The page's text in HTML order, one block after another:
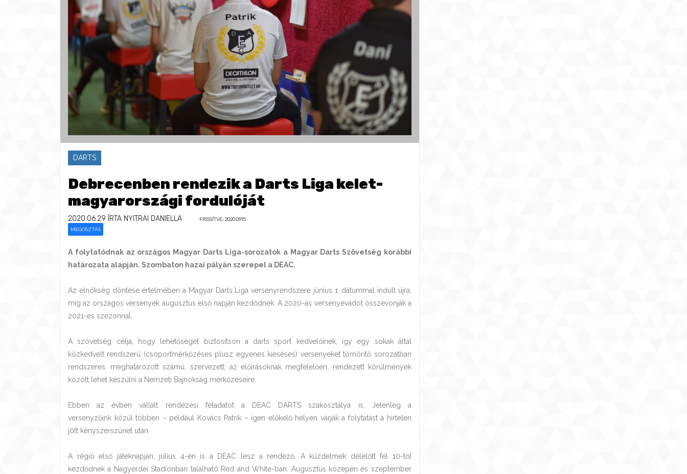
DARTS
Debrecenben rendezik a Darts Liga kelet-
magyarországi fordulóját
2020.06.29 ÍRTA NYITRAI DANIELLA FRISSÍTVE: 2020.09.15
MEGOSZTÁS
A folytatódnak az országos Magyar Darts Liga-sorozatok a Magyar Darts Szövetség korábbi
határozata alapján. Szombaton hazai pályán szerepel a DEAC.
Az elnökség döntése értelmében a Magyar Darts Liga versenyrendszere június 1. dátummal indult újra,
míg az országos versenyek augusztus első napján kezdődnek. A 2020-as versenyévadot összevonják a
2021-es szezonnal.
A szövetség célja, hogy lehetőséget biztosítson a darts sport kedvelőinek, így egy sokak által
közkedvelt rendszerű (csoportmérkőzéses plusz egyenes kieséses) versenyeket tömörítő sorozatban
rendszeres, meghatározott számú, szervezett, az előírásoknak megfelelően, rendezett körülmények
között lehet készülni a Nemzeti Bajnokság mérkőzéseire.
Ebben az évben vállalt rendezési feladatot a DEAC DARTS szakosztálya is. Jelenleg a
versenyzőink közül többen – például Kovács Patrik – igen előkelő helyen várják a folytatást a hirtelen
jött kényszerszünet után.
A régió első játéknapján, július 4-én is a DEAC lesz a rendező. A küzdelmek délelőtt fél 10-től
kezdődnek a Nagyerdei Stadionban található Red and White-ban. Augusztus közepén és szeptember